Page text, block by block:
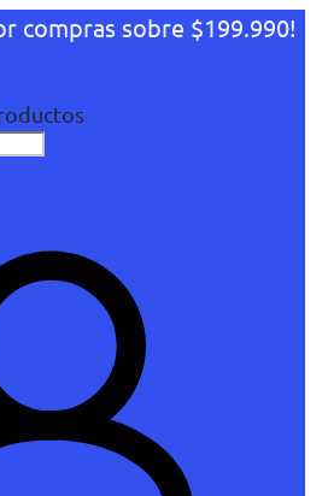
compras sobre $199.990!